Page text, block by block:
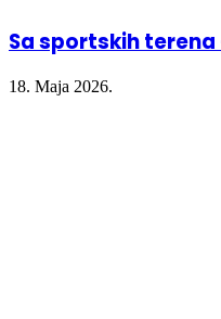
Sa sportskih terena
18. Maja 2026.